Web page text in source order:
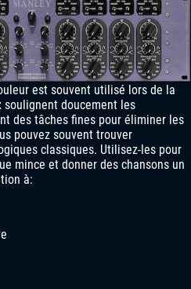
est souvent utilisé lors de la
soulignent doucement les
des tâches fines pour éliminer les
pouvez souvent trouver
classiques. Utilisez-les pour
mince et donner des chansons un
à: